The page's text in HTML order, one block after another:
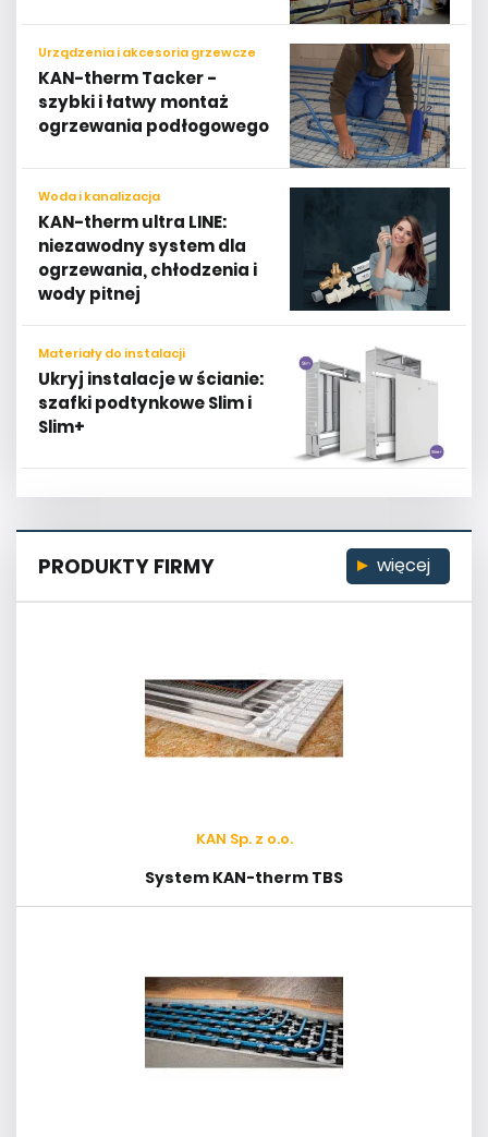
szybki i łatwy montaż
ogrzewania podłogowego
niezawodny system dla
ogrzewania, chłodzenia i
wody pitnej
szafki podtynkowe Slim i
Slim+
PRODUKTY FIRMY więcej
System KAN-therm TBS